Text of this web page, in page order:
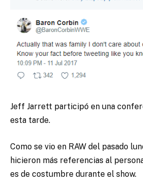
Jeff Jarrett participó en una
esta tarde.
Como se vio en RAW del pasado
hicieron más referencias al
es de costumbre durante el show.